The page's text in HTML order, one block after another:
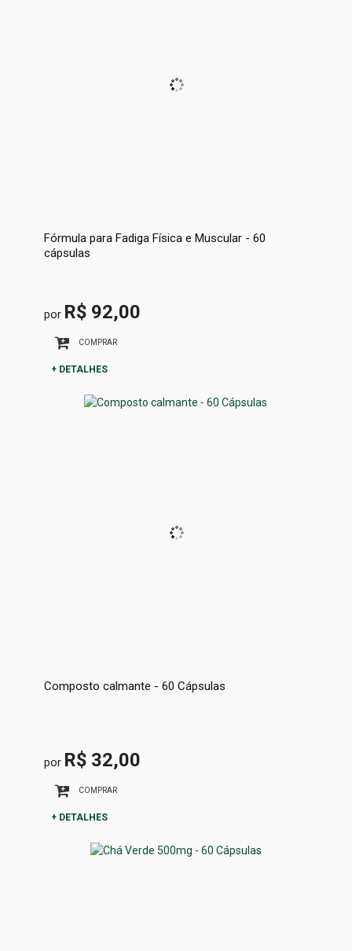
Fórmula para Fadiga Física e Muscular - 60
cápsulas
por R$ 92,00
COMPRAR
+ DETALHES
Composto calmante - 60 Cápsulas
por R$ 32,00
COMPRAR
+ DETALHES